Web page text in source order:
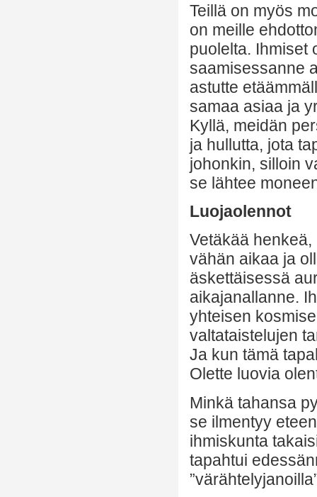
Teillä on myös
on meille
puolelta. Ihmiset
saamisessanne
astutte
samaa asiaa ja
Kyllä, meidän
ja hullutta, jota
johonkin, silloin
se lähtee
Luojaolennot
Vetäkää
vähän aikaa ja
äskettäisessä
aikajanallanne.
yhteisen
valtataistelujen
Ja kun tämä
Olette luovia
Minkä tahansa
se ilmentyy
ihmiskunta
tapahtui